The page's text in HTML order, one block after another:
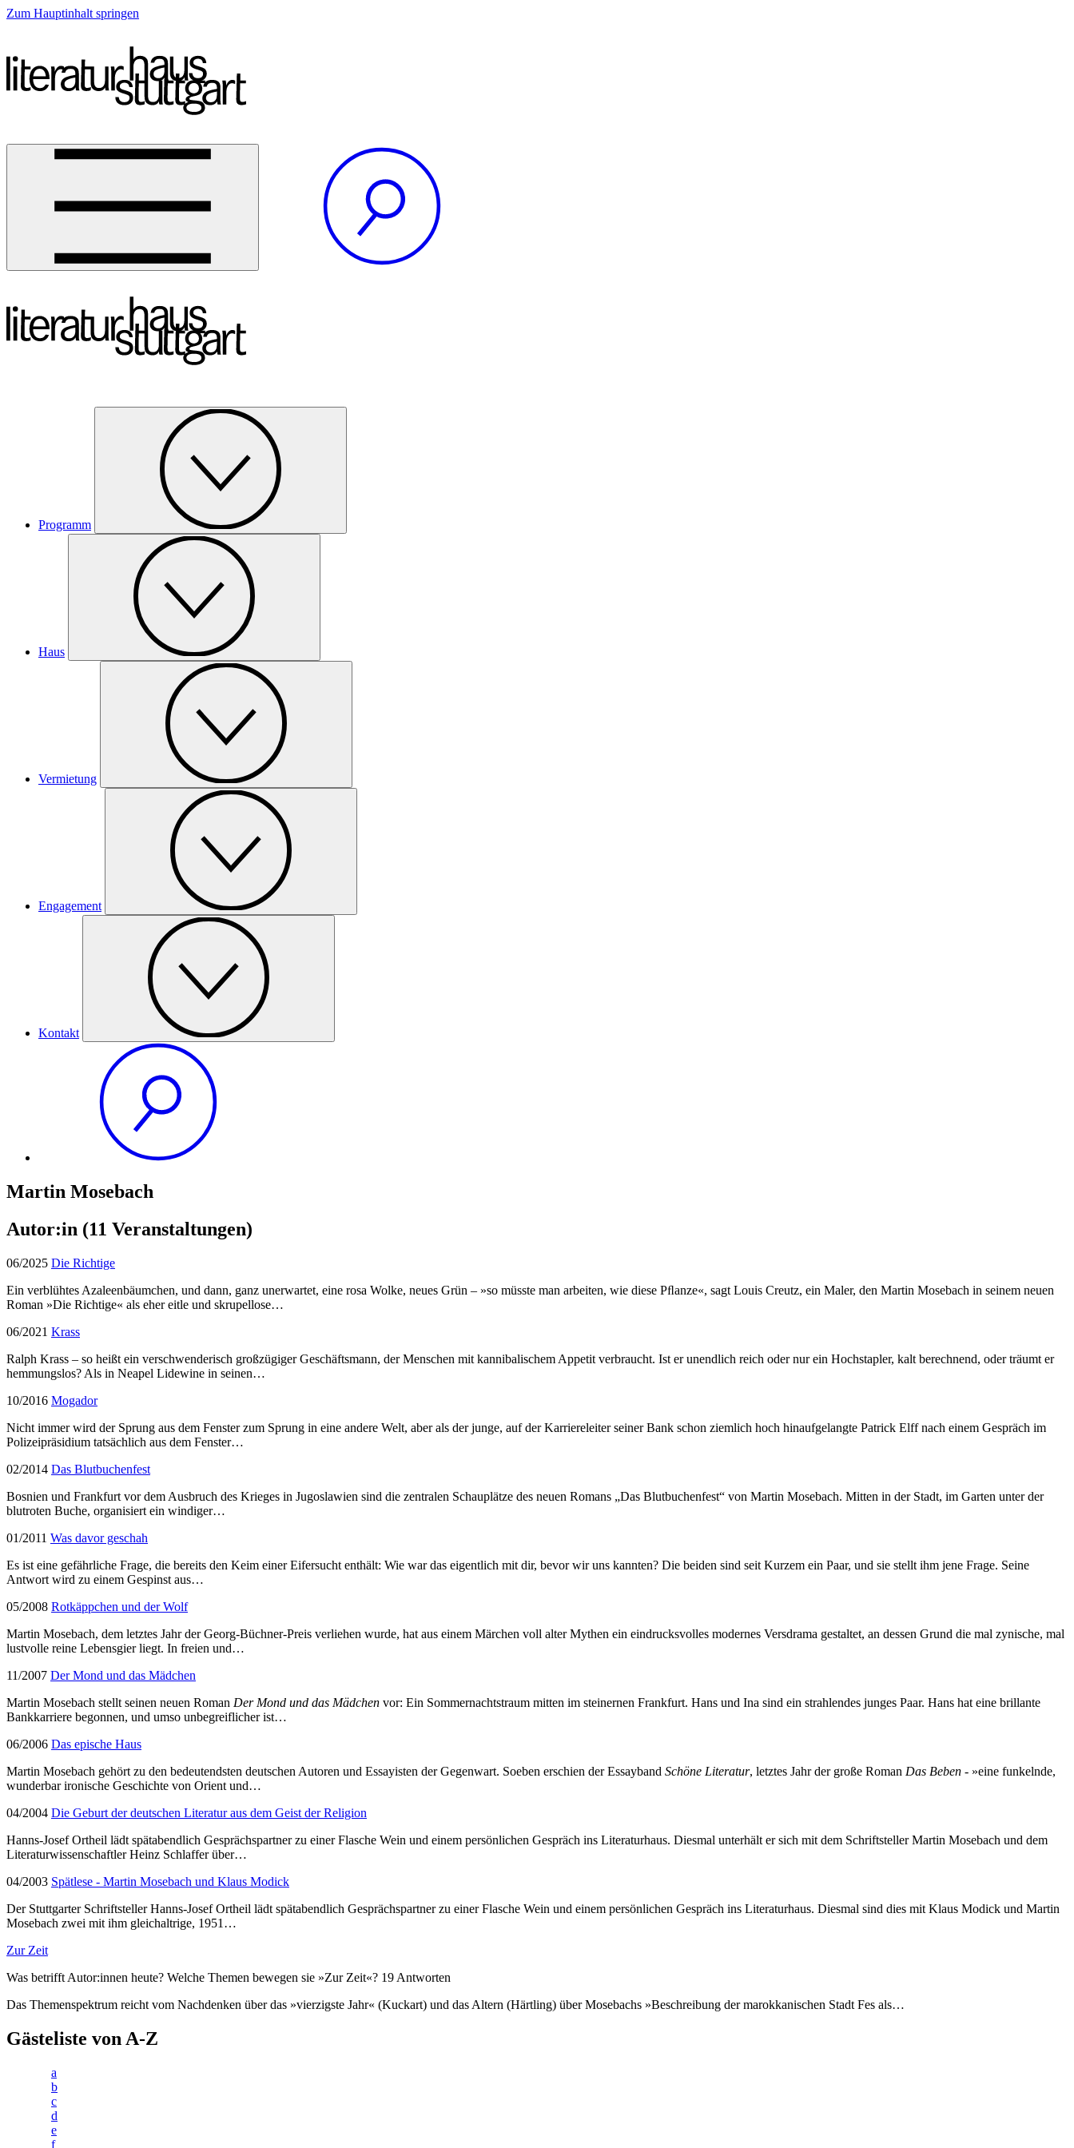
Zum Hauptinhalt springen
Programm
Haus
Vermietung
Engagement
Kontakt
Martin Mosebach
Autor:in (11 Veranstaltungen)
06/2025 Die Richtige
Ein verblühtes Azaleenbäumchen, und dann, ganz unerwartet, eine rosa Wolke, neues Grün – »so müsste man arbeiten, wie diese Pﬂanze«, sagt Louis Creutz, ein Maler, den Martin Mosebach in seinem neuen
Roman »Die Richtige« als eher eitle und skrupellose…
06/2021 Krass
Ralph Krass – so heißt ein verschwenderisch großzügiger Geschäftsmann, der Menschen mit kannibalischem Appetit verbraucht. Ist er unendlich reich oder nur ein Hochstapler, kalt berechnend, oder träumt er
hemmungslos? Als in Neapel Lidewine in seinen…
10/2016 Mogador
Nicht immer wird der Sprung aus dem Fenster zum Sprung in eine andere Welt, aber als der junge, auf der Karriereleiter seiner Bank schon ziemlich hoch hinaufgelangte Patrick Elff nach einem Gespräch im
Polizeipräsidium tatsächlich aus dem Fenster…
02/2014 Das Blutbuchenfest
Bosnien und Frankfurt vor dem Ausbruch des Krieges in Jugoslawien sind die zentralen Schauplätze des neuen Romans „Das Blutbuchenfest“ von Martin Mosebach. Mitten in der Stadt, im Garten unter der
blutroten Buche, organisiert ein windiger…
01/2011 Was davor geschah
Es ist eine gefährliche Frage, die bereits den Keim einer Eifersucht enthält: Wie war das eigentlich mit dir, bevor wir uns kannten? Die beiden sind seit Kurzem ein Paar, und sie stellt ihm jene Frage. Seine
Antwort wird zu einem Gespinst aus…
05/2008 Rotkäppchen und der Wolf
Martin Mosebach, dem letztes Jahr der Georg-Büchner-Preis verliehen wurde, hat aus einem Märchen voll alter Mythen ein eindrucksvolles modernes Versdrama gestaltet, an dessen Grund die mal zynische, mal
lustvolle reine Lebensgier liegt. In freien und…
11/2007 Der Mond und das Mädchen
Martin Mosebach stellt seinen neuen Roman Der Mond und das Mädchen vor: Ein Sommernachtstraum mitten im steinernen Frankfurt. Hans und Ina sind ein strahlendes junges Paar. Hans hat eine brillante
Bankkarriere begonnen, und umso unbegreiflicher ist…
06/2006 Das epische Haus
Martin Mosebach gehört zu den bedeutendsten deutschen Autoren und Essayisten der Gegenwart. Soeben erschien der Essayband Schöne Literatur, letztes Jahr der große Roman Das Beben - »eine funkelnde,
wunderbar ironische Geschichte von Orient und…
04/2004 Die Geburt der deutschen Literatur aus dem Geist der Religion
Hanns-Josef Ortheil lädt spätabendlich Gesprächspartner zu einer Flasche Wein und einem persönlichen Gespräch ins Literaturhaus. Diesmal unterhält er sich mit dem Schriftsteller Martin Mosebach und dem
Literaturwissenschaftler Heinz Schlaffer über…
04/2003 Spätlese - Martin Mosebach und Klaus Modick
Der Stuttgarter Schriftsteller Hanns-Josef Ortheil lädt spätabendlich Gesprächspartner zu einer Flasche Wein und einem persönlichen Gespräch ins Literaturhaus. Diesmal sind dies mit Klaus Modick und Martin
Mosebach zwei mit ihm gleichaltrige, 1951…
Zur Zeit
Was betrifft Autor:innen heute? Welche Themen bewegen sie »Zur Zeit«? 19 Antworten
Das Themenspektrum reicht vom Nachdenken über das »vierzigste Jahr« (Kuckart) und das Altern (Härtling) über Mosebachs »Beschreibung der marokkanischen Stadt Fes als…
Gästeliste von A-Z
a
b
c
d
e
f